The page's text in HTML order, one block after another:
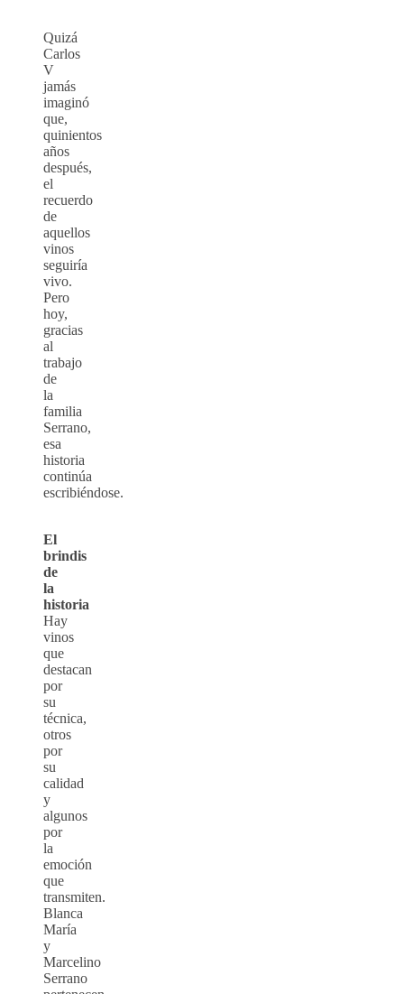
Quizá
Carlos
V
jamás
imaginó
que,
quinientos
años
después,
el
recuerdo
de
aquellos
vinos
seguiría
vivo.
Pero
hoy,
gracias
al
trabajo
de
la
familia
Serrano,
esa
historia
continúa
escribiéndose.
El
brindis
de
la
historia
Hay
vinos
que
destacan
por
su
técnica,
otros
por
su
calidad
y
algunos
por
la
emoción
que
transmiten.
Blanca
María
y
Marcelino
Serrano